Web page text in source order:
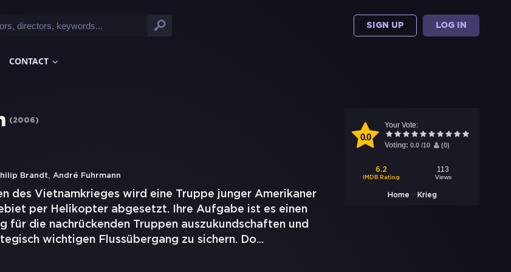
SIGN UP LOG IN
CONTACT
0.0
Your Vote:
Voting: 0.0 /10 (0)
6.2
IMDB Rating
113
Views
Home > Krieg
(2006)
Brandt, André Fuhrmann
des Vietnamkrieges wird eine Truppe junger Amerikaner
per Helikopter abgesetzt. Ihre Aufgabe ist es einen
für die nachrückenden Truppen auszukundschaften und
wichtigen Flussübergang zu sichern. Do...